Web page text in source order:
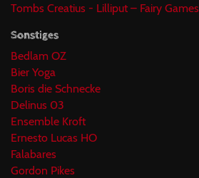
Tombs Creatius - Lilliput – Fairy Games
Sonstiges
Bedlam OZ
Bier Yoga
Boris die Schnecke
Delinus 03
Ensemble Kroft
Ernesto Lucas HO
Falabares
Gordon Pikes